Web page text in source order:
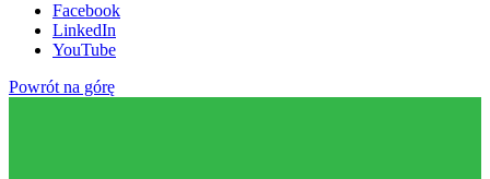
Facebook
LinkedIn
YouTube
Powrót na górę